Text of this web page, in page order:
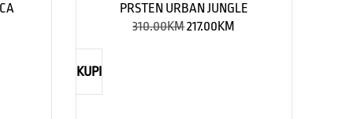
PRSTEN URBAN JUNGLE
310.00KM217.00 KM
KUPI